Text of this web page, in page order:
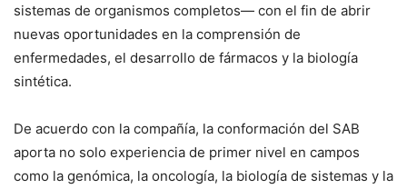
sistemas de organismos completos— con el fin de abrir
nuevas oportunidades en la comprensión de
enfermedades, el desarrollo de fármacos y la biología
sintética.
De acuerdo con la compañía, la conformación del SAB
aporta no solo experiencia de primer nivel en campos
como la genómica, la oncología, la biología de sistemas y la